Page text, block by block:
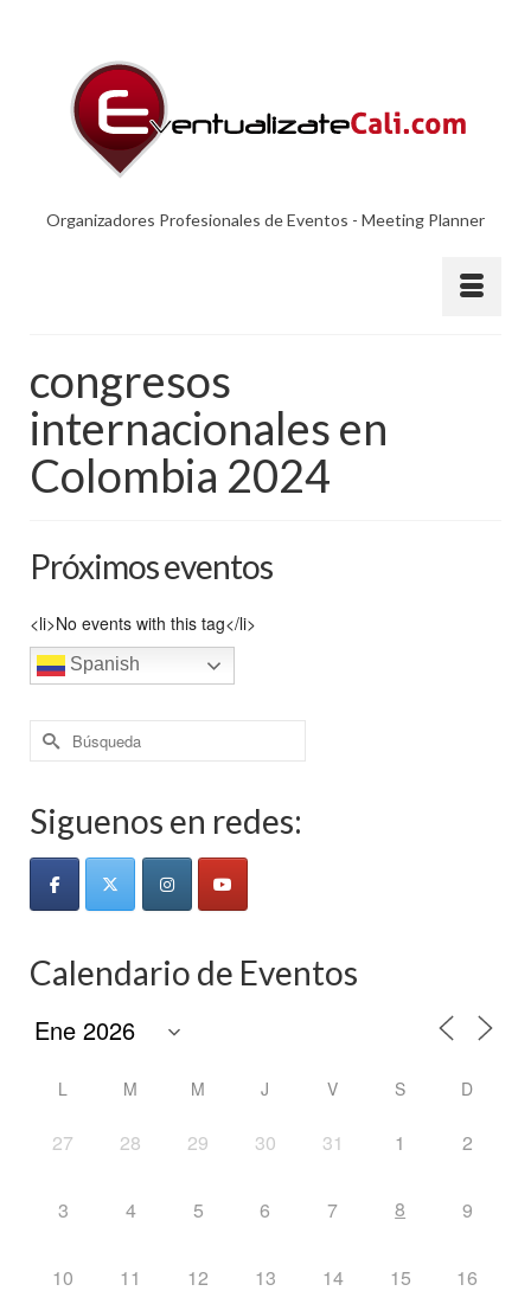
Organizadores Profesionales de Eventos - Meeting Planner
congresos
internacionales en
Colombia 2024
Próximos eventos
<li>No events with this tag</li>
Spanish
Buscar
por:
Siguenos en redes:
Calendario de Eventos
L M M J V S D
27 28 29 30 31 1 2
3 4 5 6 7 8 9
10 11 12 13 14 15 16